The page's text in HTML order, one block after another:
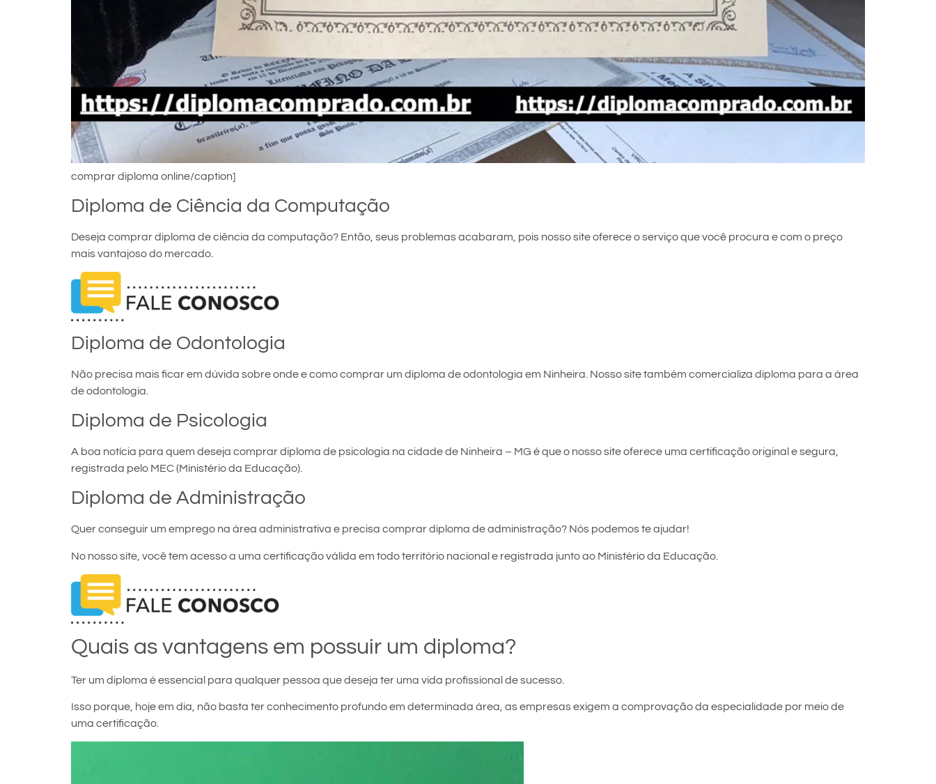
comprar diploma online/caption]
Diploma de Ciência da Computação
Deseja comprar diploma de ciência da computação? Então, seus problemas acabaram, pois nosso site oferece o serviço que você procura e com o preço
mais vantajoso do mercado.
Diploma de Odontologia
Não precisa mais ficar em dúvida sobre onde e como comprar um diploma de odontologia em Ninheira. Nosso site também comercializa diploma para a área
de odontologia.
Diploma de Psicologia
A boa notícia para quem deseja comprar diploma de psicologia na cidade de Ninheira – MG é que o nosso site oferece uma certificação original e segura,
registrada pelo MEC (Ministério da Educação).
Diploma de Administração
Quer conseguir um emprego na área administrativa e precisa comprar diploma de administração? Nós podemos te ajudar!
No nosso site, você tem acesso a uma certificação válida em todo território nacional e registrada junto ao Ministério da Educação.
Quais as vantagens em possuir um diploma?
Ter um diploma é essencial para qualquer pessoa que deseja ter uma vida profissional de sucesso.
Isso porque, hoje em dia, não basta ter conhecimento profundo em determinada área, as empresas exigem a comprovação da especialidade por meio de
uma certificação.